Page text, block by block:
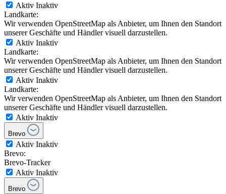
Aktiv Inaktiv
Landkarte:
Wir verwenden OpenStreetMap als Anbieter, um Ihnen den Standort
unserer Geschäfte und Händler visuell darzustellen.
Aktiv Inaktiv
Landkarte:
Wir verwenden OpenStreetMap als Anbieter, um Ihnen den Standort
unserer Geschäfte und Händler visuell darzustellen.
Aktiv Inaktiv
Landkarte:
Wir verwenden OpenStreetMap als Anbieter, um Ihnen den Standort
unserer Geschäfte und Händler visuell darzustellen.
Aktiv Inaktiv
Brevo
Aktiv Inaktiv
Brevo:
Brevo-Tracker
Aktiv Inaktiv
Brevo